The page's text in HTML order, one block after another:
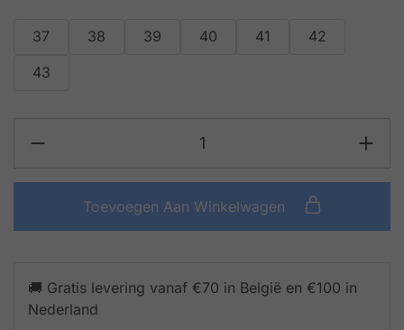
37 38 39 40 41
42
43
Toevoegen Aan Winkelwagen
🚚 Gratis levering vanaf €70 in België en €100 in
Nederland